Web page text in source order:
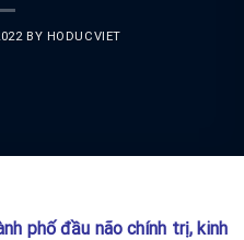
BY HODUCVIET
phố đầu não chính trị, kinh